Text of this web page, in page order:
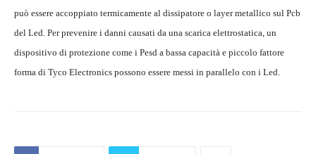
può essere accoppiato termicamente al dissipatore o layer metallico sul Pcb
del Led. Per prevenire i danni causati da una scarica elettrostatica, un
dispositivo di protezione come i Pesd a bassa capacità e piccolo fattore
forma di Tyco Electronics possono essere messi in parallelo con i Led.